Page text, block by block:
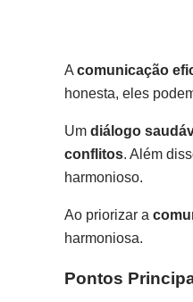
A comunicação
honesta, eles
Um diálogo
conflitos. Além
harmonioso.
Ao priorizar a
harmoniosa.
Pontos